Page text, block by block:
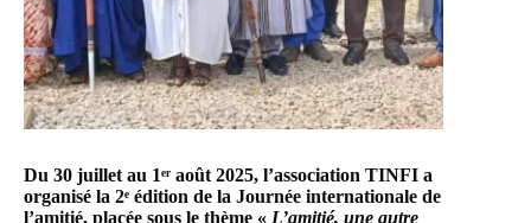
Du 30 juillet au 1ᵉʳ août 2025, l’association TINFI a
organisé la 2ᵉ édition de la Journée internationale de
l’amitié, placée sous le thème « L’amitié, une autre